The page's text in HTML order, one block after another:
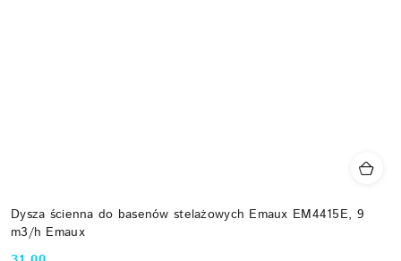
Dysza ścienna do basenów stelażowych Emaux EM4415E, 9
m3/h Emaux